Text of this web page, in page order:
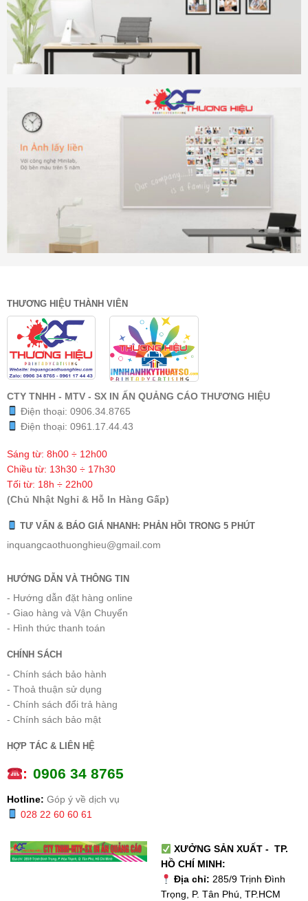
THƯƠNG HIỆU THÀNH VIÊN
CTY TNHH - MTV - SX IN ẤN QUẢNG CÁO THƯƠNG HIỆU
Điện thoại: 0906.34.8765
Điện thoại: 0961.17.44.43
Sáng từ: 8h00 ÷ 12h00
Chiều từ: 13h30 ÷ 17h30
Tối từ: 18h ÷ 22h00
(Chủ Nhật Nghỉ & Hỗ In Hàng Gấp)
TƯ VẤN & BÁO GIÁ NHANH: PHẢN HỒI TRONG 5 PHÚT
inquangcaothuonghieu@gmail.com
HƯỚNG DẪN VÀ THÔNG TIN
- Hướng dẫn đặt hàng online
- Giao hàng và Vận Chuyển
- Hình thức thanh toán
CHÍNH SÁCH
- Chính sách bảo hành
- Thoả thuận sử dụng
- Chính sách đổi trả hàng
- Chính sách bảo mật
HỢP TÁC & LIÊN HỆ
: 0906 34 8765
Hotline: Góp ý về dịch vụ
028 22 60 60 61
XƯỞNG SẢN XUẤT - TP.
HỒ CHÍ MINH:
Địa chỉ: 285/9 Trịnh Đình
Trọng, P. Tân Phú, TP.HCM